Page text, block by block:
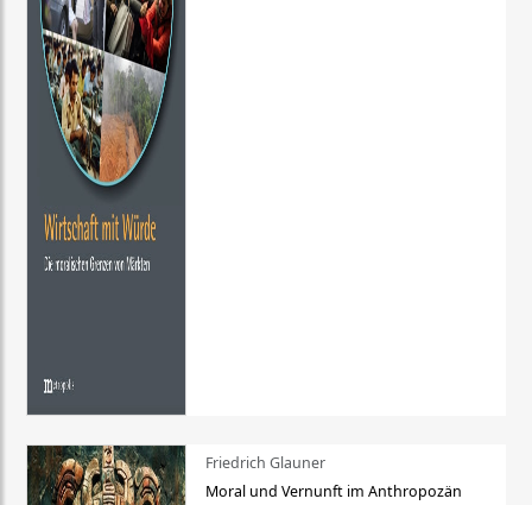
Friedrich Glauner
Moral und Vernunft im Anthropozän